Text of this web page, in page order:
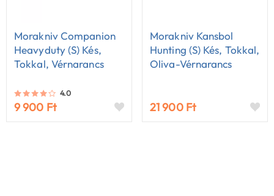
Morakniv Companion
Heavyduty (S) Kés,
Tokkal, Vérnarancs
4.0
9 900 Ft
Morakniv Kansbol
Hunting (S) Kés, Tokkal,
Oliva-Vérnarancs
21 900 Ft